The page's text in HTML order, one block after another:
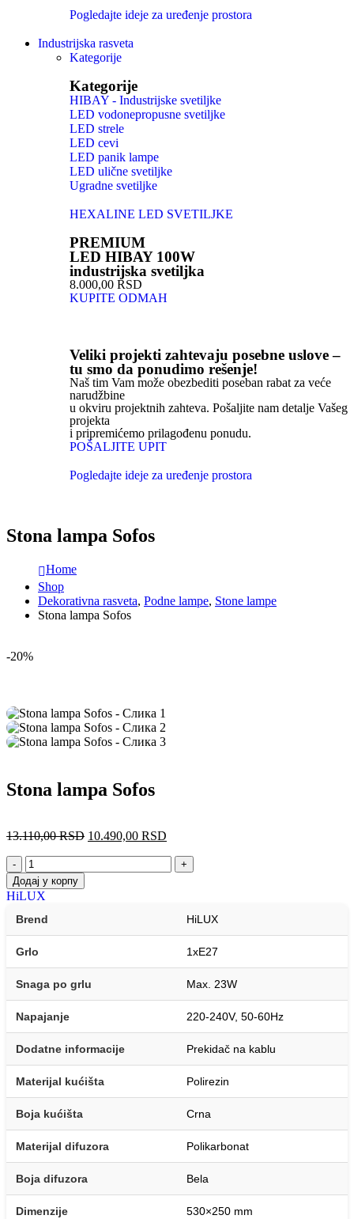
Pogledajte ideje za uređenje prostora
Industrijska rasveta
Kategorije
Kategorije
HIBAY - Industrijske svetiljke
LED vodonepropusne svetiljke
LED strele
LED cevi
LED panik lampe
LED ulične svetiljke
Ugradne svetiljke
HEXALINE LED SVETILJKE
PREMIUM
LED HIBAY 100W
industrijska svetiljka
8.000,00 RSD
KUPITE ODMAH
Veliki projekti zahtevaju posebne uslove –
tu smo da ponudimo rešenje!
Naš tim Vam može obezbediti poseban rabat za veće
narudžbine
u okviru projektnih zahteva. Pošaljite nam detalje Vašeg
projekta
i pripremićemo prilagođenu ponudu.
POŠALJITE UPIT
Pogledajte ideje za uređenje prostora
Stona lampa Sofos
Home
Shop
Dekorativna rasveta, Podne lampe, Stone lampe
Stona lampa Sofos
-20%
Stona lampa Sofos
13.110,00RSD 10.490,00 RSD
-
+
Додај у корпу
HiLUX
Brend HiLUX
Grlo 1xE27
Snaga po grlu Max. 23W
Napajanje 220-240V, 50-60Hz
Dodatne informacije Prekidač na kablu
Materijal kućišta Polirezin
Boja kućišta Crna
Materijal difuzora Polikarbonat
Boja difuzora Bela
Dimenzije 530×250 mm